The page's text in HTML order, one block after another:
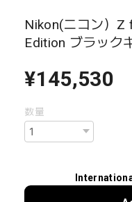
Nikon(ニコン）
Edition ブラック
¥145,530
数量